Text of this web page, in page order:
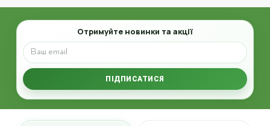
Email
Отримуйте новинки та акції
ПІДПИСАТИСЯ